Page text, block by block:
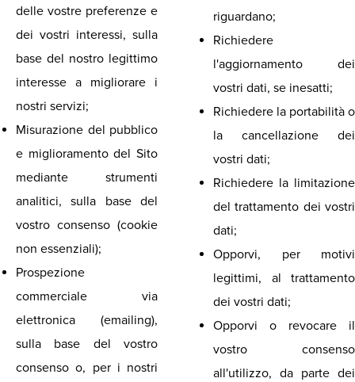
delle vostre preferenze e
dei vostri interessi, sulla
base del nostro legittimo
interesse a migliorare i
nostri servizi;
Misurazione del pubblico
e miglioramento del Sito
mediante strumenti
analitici, sulla base del
vostro consenso (cookie
non essenziali);
Prospezione
commerciale via
elettronica (emailing),
sulla base del vostro
consenso o, per i nostri
riguardano;
Richiedere
l'aggiornamento dei
vostri dati, se inesatti;
Richiedere la portabilità o
la cancellazione dei
vostri dati;
Richiedere la limitazione
del trattamento dei vostri
dati;
Opporvi, per motivi
legittimi, al trattamento
dei vostri dati;
Opporvi o revocare il
vostro consenso
all'utilizzo, da parte dei